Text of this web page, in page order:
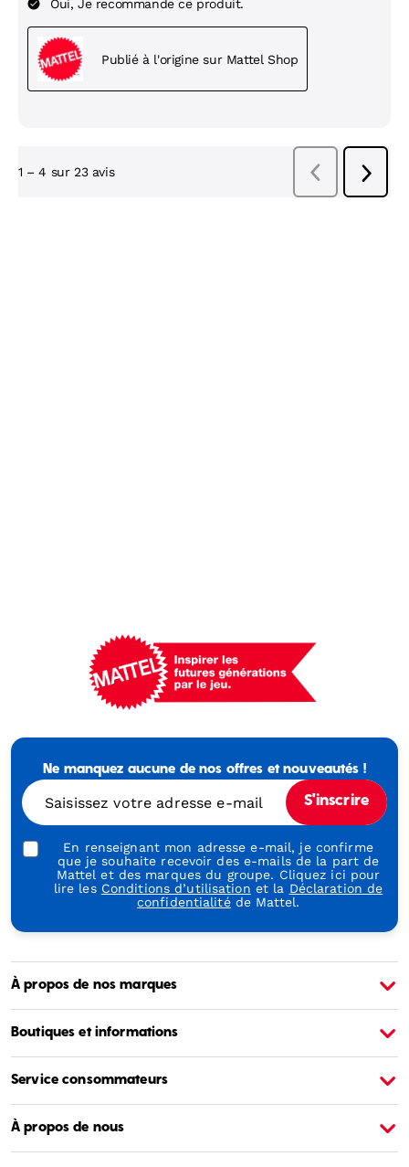
-
Generations
Play
Ne manquez aucune de nos offres et nouveautés !
Saisissez votre adresse e-mail S'inscrire
En renseignant mon adresse e-mail, je confirme
que je souhaite recevoir des e-mails de la part de
Mattel et des marques du groupe. Cliquez ici pour
lire les Conditions d’utilisation et la Déclaration de
confidentialitéde Mattel.
À propos de nos marques
Boutiques et informations
Service consommateurs
À propos de nous